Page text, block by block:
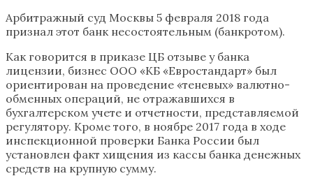
Арбитражный суд Москвы 5 февраля 2018 года
признал этот банк несостоятельным (банкротом).
Как говорится в приказе ЦБ отзыве у банка
лицензии, бизнес ООО «КБ «Евростандарт» был
ориентирован на проведение «теневых» валютно-
обменных операций, не отражавшихся в
бухгалтерском учете и отчетности, представляемой
регулятору. Кроме того, в ноябре 2017 года в ходе
инспекционной проверки Банка России был
установлен факт хищения из кассы банка денежных
средств на крупную сумму.